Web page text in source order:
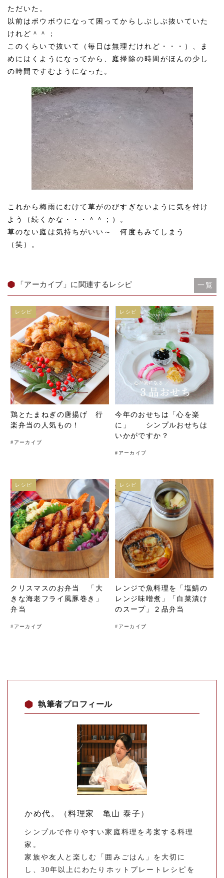
ただいた。
以前はボウボウになって困ってからしぶしぶ抜いていた
けれど＾＾；
このくらいで抜いて（毎日は無理だけれど・・・）、ま
めにはくようになってから、庭掃除の時間がほんの少し
の時間ですむようになった。
これから梅雨にむけて草がのびすぎないように気を付け
よう（続くかな・・・＾＾；）。
草のない庭は気持ちがいい～ 何度もみてしまう
（笑）。
「アーカイブ」に関連するレシピ 一覧
鶏とたまねぎの唐揚げ 行
楽弁当の人気もの！
# アーカイブ
レシピ
今年のおせちは「心を楽
に」 シンプルおせちは
いかがですか？
# アーカイブ
レシピ
クリスマスのお弁当 「大
きな海老フライ風豚巻き」
弁当
# アーカイブ
レシピ
レンジで魚料理を「塩鯖の
レンジ味噌煮」「白菜漬け
のスープ」２品弁当
# アーカイブ
レシピ
執筆者プロフィール
かめ代。（料理家 亀山 泰子）
シンプルで作りやすい家庭料理を考案する料理
家。
家族や友人と楽しむ「囲みごはん」を大切に
し、30年以上にわたりホットプレートレシピを